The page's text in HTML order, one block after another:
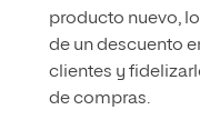
producto nuevo,
de un descuento
clientes y
de compras.